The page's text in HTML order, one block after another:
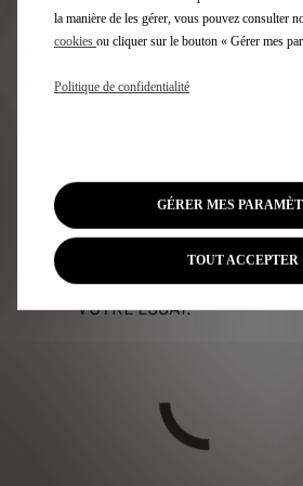
PROFITEZ
48H DU
VOTRE ESSAI.
la manière de les gérer, vous pouvez consulter
cookies ou cliquer sur le bouton « Gérer mes
Politique de confidentialité
GÉRER MES
TOUT ACCEPTER